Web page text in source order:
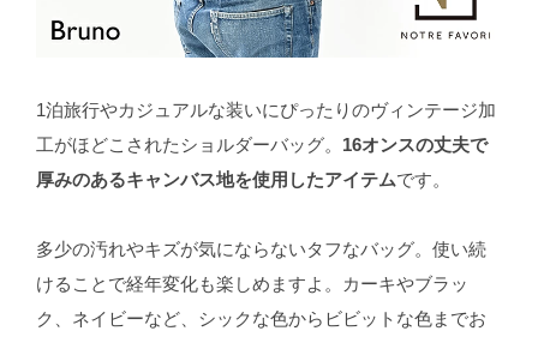
1泊旅行やカジュアルな装いにぴったりのヴィンテージ加
工がほどこされたショルダーバッグ。 16オンスの丈夫で
厚みのあるキャンバス地を使用したアイテムです。
多少の汚れやキズが気にならないタフなバッグ。使い続
けることで経年変化も楽しめますよ。カーキやブラッ
ク、ネイビーなど、シックな色からビビットな色までお